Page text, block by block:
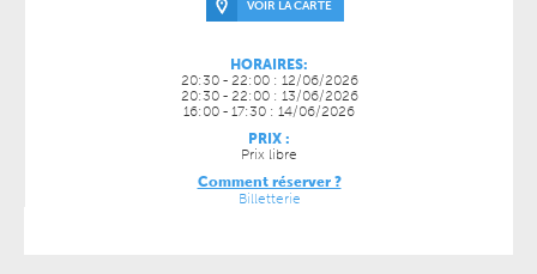
VOIR LA CARTE
HORAIRES:
20:30 - 22:00 : 12/06/2026
20:30 - 22:00 : 13/06/2026
16:00 - 17:30 : 14/06/2026
PRIX :
Prix libre
Comment réserver ?
Billetterie